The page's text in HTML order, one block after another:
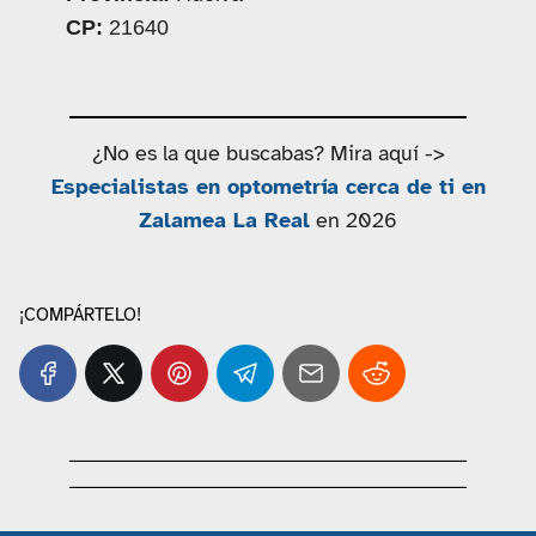
CP: 21640
¿No es la que buscabas? Mira aquí ->
Especialistas en optometría cerca de ti en
Zalamea La Real en 2026
¡COMPÁRTELO!